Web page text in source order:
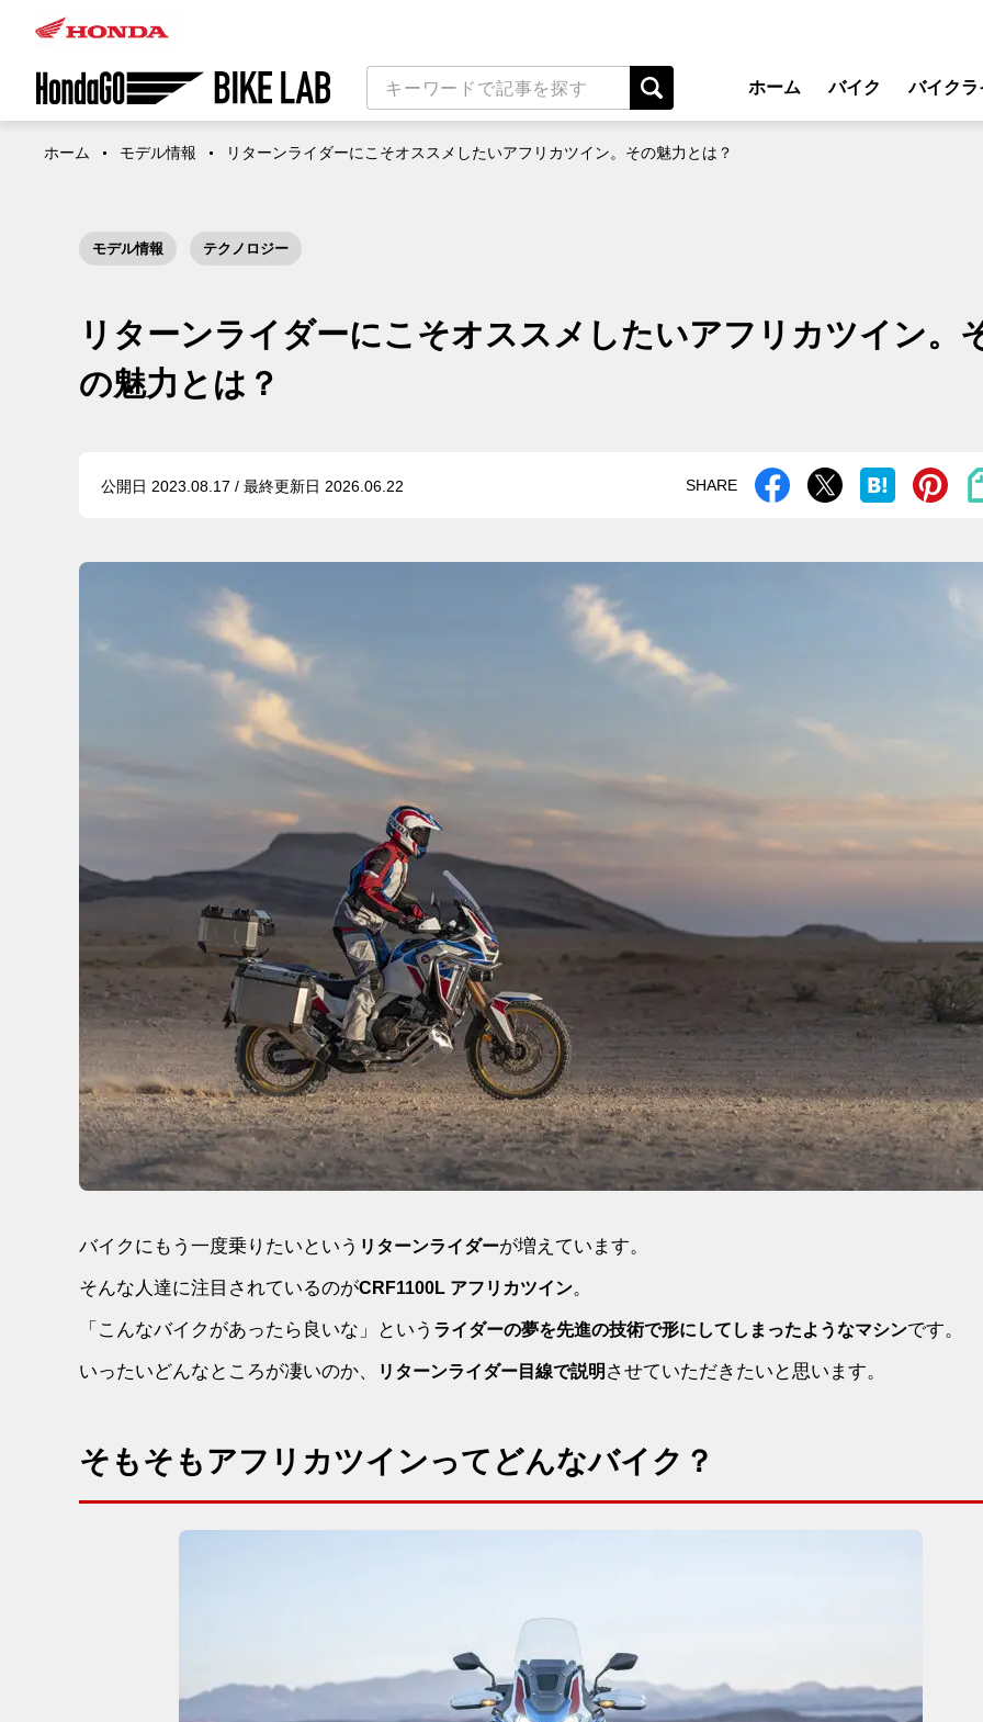
ホーム バイク
ビジネス
バイクラ
レンタル
ホーム モデル情報 リターンライダーにこそオススメしたいアフリカツイン。その魅力とは？
モデル情報 テクノロジー
リターンライダーにこそオススメしたいアフリカツイン。
の魅力とは？
公開日 2023.08.17 / 最終更新日 2026.06.22 SHARE
バイクにもう一度乗りたいという リターンライダーが増えています。
そんな人達に注目されているのがCRF1100L アフリカツイン。
「こんなバイクがあったら良いな」という ライダーの夢を先進の技術で形にしてしまったようなマシンです。
いったいどんなところが凄いのか、 リターンライダー目線で説明 させていただきたいと思います。
そもそもアフリカツインってどんなバイク？